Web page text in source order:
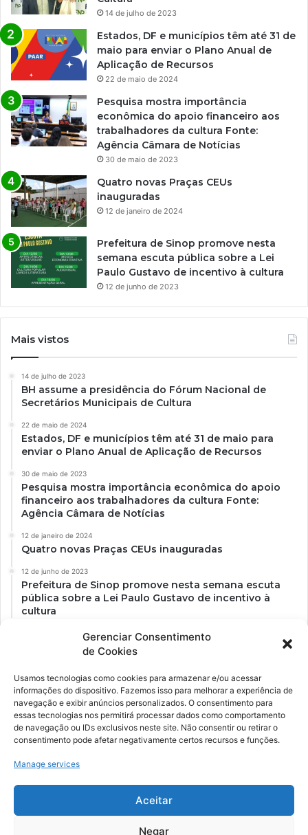
Gerenciar Consentimento
de Cookies
Usamos tecnologias como cookies para armazenar e/ou acessar
informações do dispositivo. Fazemos isso para melhorar a experiência de
navegação e exibir anúncios personalizados. O consentimento para
essas tecnologias nos permitirá processar dados como comportamento
de navegação ou IDs exclusivos neste site. Não consentir ou retirar o
consentimento pode afetar negativamente certos recursos e funções.
Manage services
Aceitar
Negar
14 de julho de 2023
Estados, DF e municípios têm até 31 de
maio para enviar o Plano Anual de
Aplicação de Recursos
22 de maio de 2024
Pesquisa mostra importância
econômica do apoio financeiro aos
trabalhadores da cultura Fonte:
Agência Câmara de Notícias
30 de maio de 2023
Quatro novas Praças CEUs
inauguradas
12 de janeiro de 2024
Prefeitura de Sinop promove nesta
semana escuta pública sobre a Lei
Paulo Gustavo de incentivo à cultura
12 de junho de 2023
Mais vistos
14 de julho de 2023
BH assume a presidência do Fórum Nacional de
Secretários Municipais de Cultura
22 de maio de 2024
Estados, DF e municípios têm até 31 de maio para
enviar o Plano Anual de Aplicação de Recursos
30 de maio de 2023
Pesquisa mostra importância econômica do apoio
financeiro aos trabalhadores da cultura Fonte:
Agência Câmara de Notícias
12 de janeiro de 2024
Quatro novas Praças CEUs inauguradas
12 de junho de 2023
Prefeitura de Sinop promove nesta semana escuta
pública sobre a Lei Paulo Gustavo de incentivo à
cultura
Ockara é uma plataforma multicultural e criativa. Nossa proposta é
oferecer o máximo de ferramentas para realizadores e
YouTube